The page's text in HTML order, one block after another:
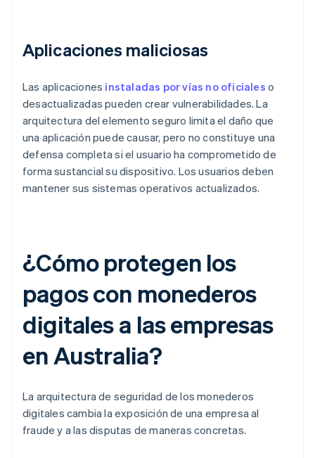
Aplicaciones maliciosas
Las aplicaciones instaladas por vías no oficiales o
desactualizadas pueden crear vulnerabilidades. La
arquitectura del elemento seguro limita el daño que
una aplicación puede causar, pero no constituye una
defensa completa si el usuario ha comprometido de
forma sustancial su dispositivo. Los usuarios deben
mantener sus sistemas operativos actualizados.
¿Cómo protegen los
pagos con monederos
digitales a las empresas
en Australia?
La arquitectura de seguridad de los monederos
digitales cambia la exposición de una empresa al
fraude y a las disputas de maneras concretas.